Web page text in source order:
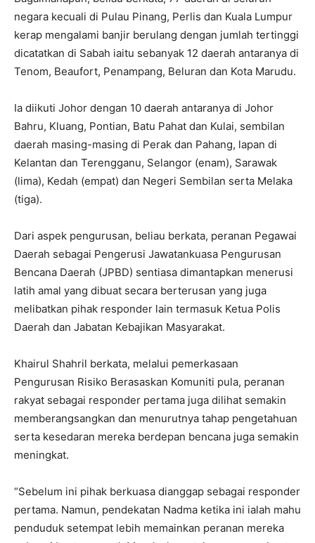
negara kecuali di Pulau Pinang, Perlis dan Kuala Lumpur
kerap mengalami banjir berulang dengan jumlah tertinggi
dicatatkan di Sabah iaitu sebanyak 12 daerah antaranya di
Tenom, Beaufort, Penampang, Beluran dan Kota Marudu.
Ia diikuti Johor dengan 10 daerah antaranya di Johor
Bahru, Kluang, Pontian, Batu Pahat dan Kulai, sembilan
daerah masing-masing di Perak dan Pahang, lapan di
Kelantan dan Terengganu, Selangor (enam), Sarawak
(lima), Kedah (empat) dan Negeri Sembilan serta Melaka
(tiga).
Dari aspek pengurusan, beliau berkata, peranan Pegawai
Daerah sebagai Pengerusi Jawatankuasa Pengurusan
Bencana Daerah (JPBD) sentiasa dimantapkan menerusi
latih amal yang dibuat secara berterusan yang juga
melibatkan pihak responder lain termasuk Ketua Polis
Daerah dan Jabatan Kebajikan Masyarakat.
Khairul Shahril berkata, melalui pemerkasaan
Pengurusan Risiko Berasaskan Komuniti pula, peranan
rakyat sebagai responder pertama juga dilihat semakin
memberangsangkan dan menurutnya tahap pengetahuan
serta kesedaran mereka berdepan bencana juga semakin
meningkat.
“Sebelum ini pihak berkuasa dianggap sebagai responder
pertama. Namun, pendekatan Nadma ketika ini ialah mahu
penduduk setempat lebih memainkan peranan mereka